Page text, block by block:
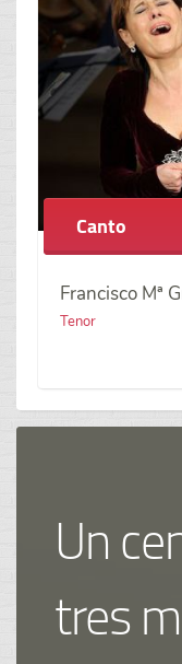
Canto
Francisco Mª
Tenor
Un
tres